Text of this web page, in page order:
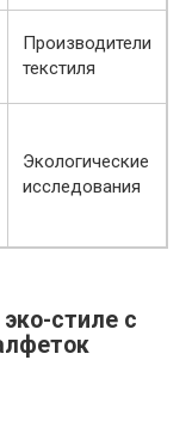
Производители
текстиля
Экологические
исследования
стиле с